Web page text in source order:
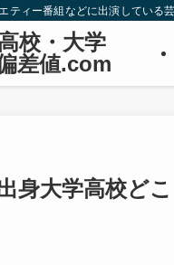
ティー番組などに出演してい
校・大学
差値.com
身大学高校ど